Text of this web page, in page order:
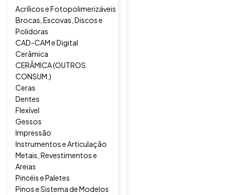
Acrílicos e Fotopolimerizáveis
Brocas, Escovas, Discos e
Polidoras
CAD-CAM e Digital
Cerâmica
CERÂMICA (OUTROS
CONSUM.)
Ceras
Dentes
Flexível
Gessos
Impressão
Instrumentos e Articulação
Metais, Revestimentos e
Areias
Pincéis e Paletes
Pinos e Sistema de Modelos